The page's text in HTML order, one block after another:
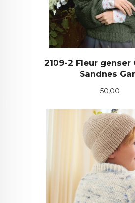
2109-2 Fleur
Sandnes
Pris
50,00